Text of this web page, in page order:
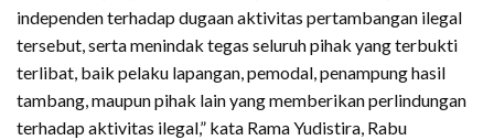
independen terhadap dugaan aktivitas pertambangan ilegal
tersebut, serta menindak tegas seluruh pihak yang terbukti
terlibat, baik pelaku lapangan, pemodal, penampung hasil
tambang, maupun pihak lain yang memberikan perlindungan
terhadap aktivitas ilegal,” kata Rama Yudistira, Rabu